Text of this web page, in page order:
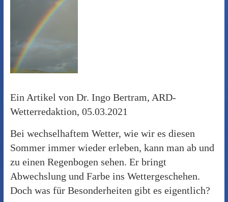
Ein Artikel von Dr. Ingo Bertram, ARD-
Wetterredaktion, 05.03.2021
Bei wechselhaftem Wetter, wie wir es diesen
Sommer immer wieder erleben, kann man ab und
zu einen Regenbogen sehen. Er bringt
Abwechslung und Farbe ins Wettergeschehen.
Doch was für Besonderheiten gibt es eigentlich?